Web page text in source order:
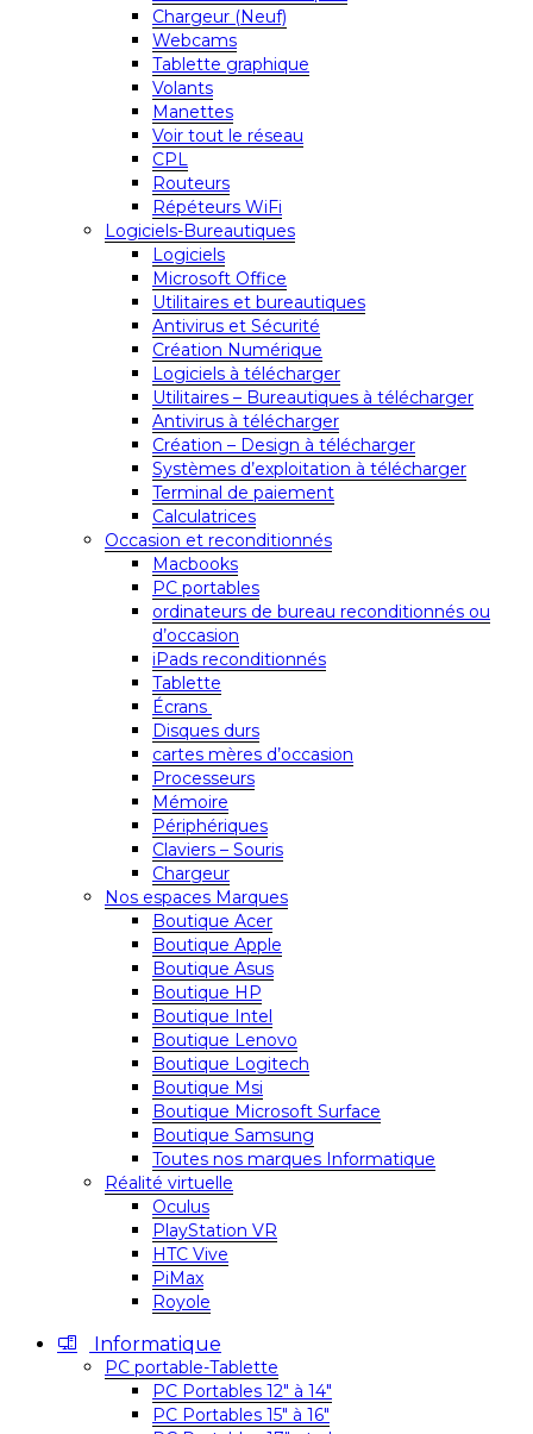
Chargeur (Neuf)
Webcams
Tablette graphique
Volants
Manettes
Voir tout le réseau
CPL
Routeurs
Répéteurs WiFi
Logiciels-Bureautiques
Logiciels
Microsoft Office
Utilitaires et bureautiques
Antivirus et Sécurité
Création Numérique
Logiciels à télécharger
Utilitaires – Bureautiques à télécharger
Antivirus à télécharger
Création – Design à télécharger
Systèmes d’exploitation à télécharger
Terminal de paiement
Calculatrices
Occasion et reconditionnés
Macbooks
PC portables
ordinateurs de bureau reconditionnés ou
d’occasion
iPads reconditionnés
Tablette
Écrans
Disques durs
cartes mères d’occasion
Processeurs
Mémoire
Périphériques
Claviers – Souris
Chargeur
Nos espaces Marques
Boutique Acer
Boutique Apple
Boutique Asus
Boutique HP
Boutique Intel
Boutique Lenovo
Boutique Logitech
Boutique Msi
Boutique Microsoft Surface
Boutique Samsung
Toutes nos marques Informatique
Réalité virtuelle
Oculus
PlayStation VR
HTC Vive
PiMax
Royole
Informatique
PC portable-Tablette
PC Portables 12″ à 14″
PC Portables 15″ à 16″